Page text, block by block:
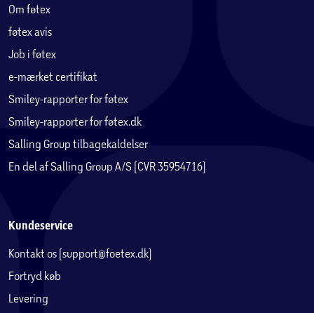
Maksimal belastning tøjstang:
Et rummeligt garderobeskab med fleksibel opbevaring og
et tidløst design, der gør det nemt at holde styr på
garderoben.
Om føtex
føtex avis
Job i føtex
e-mærket certifikat
Smiley-rapporter for føtex
Smiley-rapporter for føtex.dk
Salling Group tilbagekaldelser
En del af Salling Group A/S (CVR 35954716)
Kundeservice
Kontakt os (support@foetex.dk)
Fortryd køb
Levering